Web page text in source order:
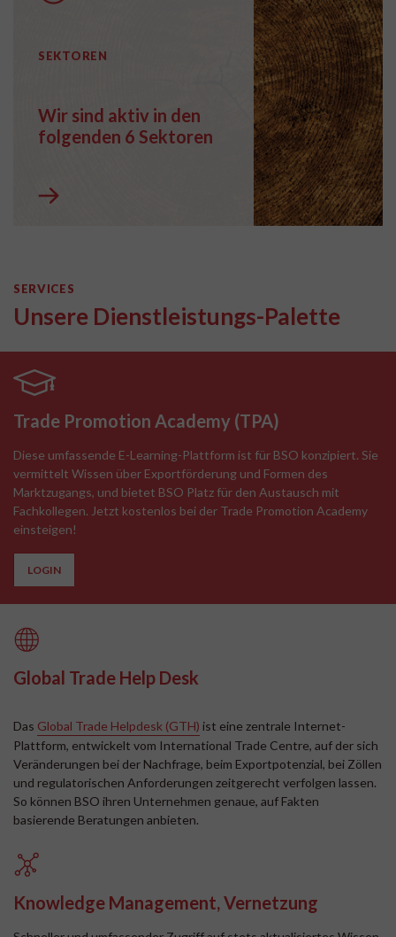
SEKTOREN
Wir sind aktiv in den
folgenden 6 Sektoren
SERVICES
Unsere Dienstleistungs-Palette
Trade Promotion Academy (TPA)
Diese umfassende E-Learning-Plattform ist für BSO konzipiert. Sie
vermittelt Wissen über Exportförderung und Formen des
Marktzugangs, und bietet BSO Platz für den Austausch mit
Fachkollegen. Jetzt kostenlos bei der Trade Promotion Academy
einsteigen!
LOGIN
Global Trade Help Desk
Das Global Trade Helpdesk (GTH) ist eine zentrale Internet-
Plattform, entwickelt vom International Trade Centre, auf der sich
Veränderungen bei der Nachfrage, beim Exportpotenzial, bei Zöllen
und regulatorischen Anforderungen zeitgerecht verfolgen lassen.
So können BSO ihren Unternehmen genaue, auf Fakten
basierende Beratungen anbieten.
Knowledge Management, Vernetzung